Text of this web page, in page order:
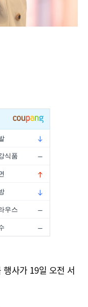
사가 19일 오전 서